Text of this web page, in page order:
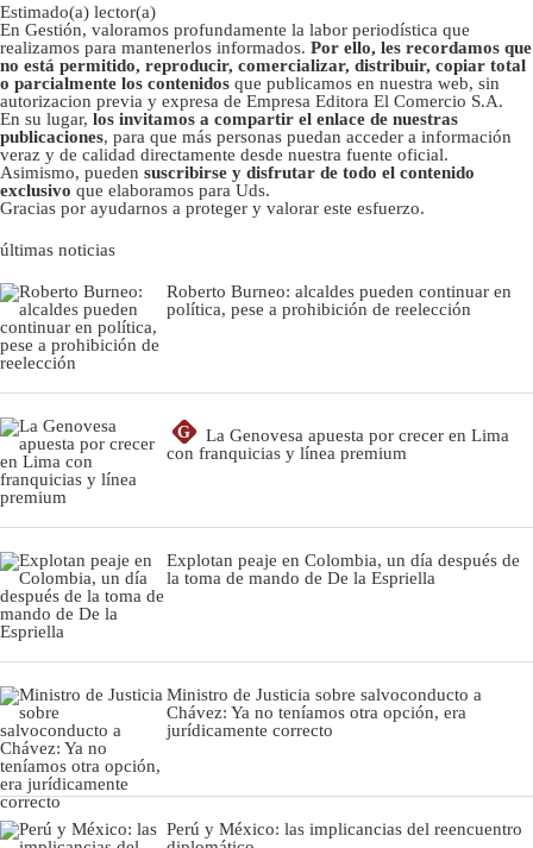
Estimado(a) lector(a)
En Gestión, valoramos profundamente la labor periodística que
realizamos para mantenerlos informados. Por ello, les recordamos que
no está permitido, reproducir, comercializar, distribuir, copiar total
o parcialmente los contenidos que publicamos en nuestra web, sin
autorizacion previa y expresa de Empresa Editora El Comercio S.A.
En su lugar, los invitamos a compartir el enlace de nuestras
publicaciones, para que más personas puedan acceder a información
veraz y de calidad directamente desde nuestra fuente oficial.
Asimismo, pueden suscribirse y disfrutar de todo el contenido
exclusivo que elaboramos para Uds.
Gracias por ayudarnos a proteger y valorar este esfuerzo.
últimas noticias
Roberto Burneo: alcaldes pueden continuar en
política, pese a prohibición de reelección
G
La Genovesa apuesta por crecer en Lima
con franquicias y línea premium
Explotan peaje en Colombia, un día después de
la toma de mando de De la Espriella
Ministro de Justicia sobre salvoconducto a
Chávez: Ya no teníamos otra opción, era
jurídicamente correcto
Perú y México: las implicancias del reencuentro